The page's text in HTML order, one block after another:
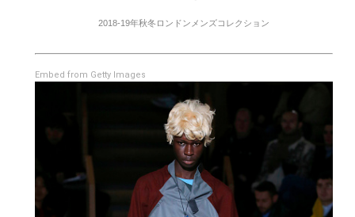
2018-19年秋冬ロンドンメンズコレクション
Embed from Getty Images